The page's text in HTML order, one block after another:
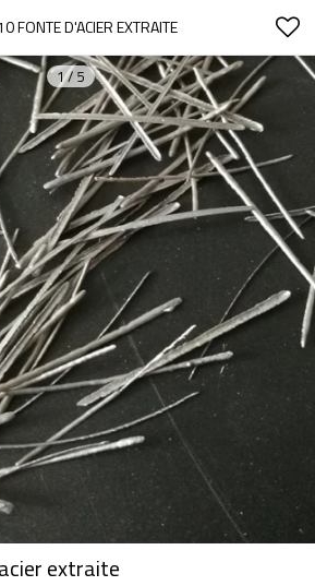
FONTE D'ACIER EXTRAITE
1/ 5
extraite